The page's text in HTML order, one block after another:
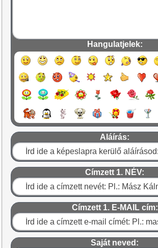
Hangulatjelek:
Aláírás:
Címzett 1. NÉV:
Címzett 1. E-MAIL cím:
Saját neved: